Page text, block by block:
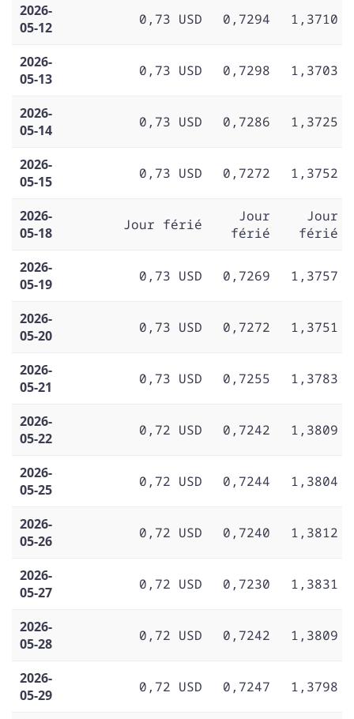
2026-
05-12
0,73 USD 0,7294 1,3710
2026-
05-13
0,73 USD 0,7298 1,3703
2026-
05-14
0,73 USD 0,7286 1,3725
2026-
05-15
0,73 USD 0,7272 1,3752
2026-
05-18
Jour férié
Jour
férié
Jour
férié
2026-
05-19
0,73 USD 0,7269 1,3757
2026-
05-20
0,73 USD 0,7272 1,3751
2026-
05-21
0,73 USD 0,7255 1,3783
2026-
05-22
0,72 USD 0,7242 1,3809
2026-
05-25
0,72 USD 0,7244 1,3804
2026-
05-26
0,72 USD 0,7240 1,3812
2026-
05-27
0,72 USD 0,7230 1,3831
2026-
05-28
0,72 USD 0,7242 1,3809
2026-
05-29
0,72 USD 0,7247 1,3798